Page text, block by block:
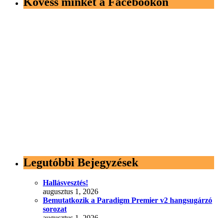
Legutóbbi Bejegyzések
Hallásvesztés!
augusztus 1, 2026
Bemutatkozik a Paradigm Premier v2 hangsugárzó
sorozat